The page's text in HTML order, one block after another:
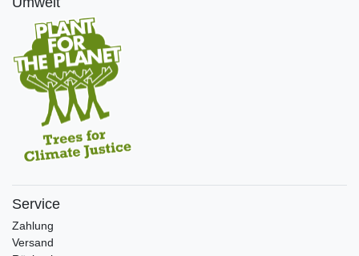
Service
Zahlung
Versand